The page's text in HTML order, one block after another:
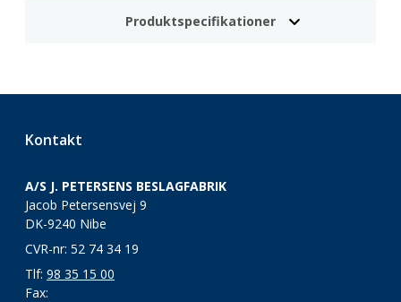
Produktspecifikationer
Kontakt
A/S J. PETERSENS BESLAGFABRIK
Jacob Petersensvej 9
DK-9240 Nibe
CVR-nr: 52 74 34 19
Tlf: 98 35 15 00
Fax: